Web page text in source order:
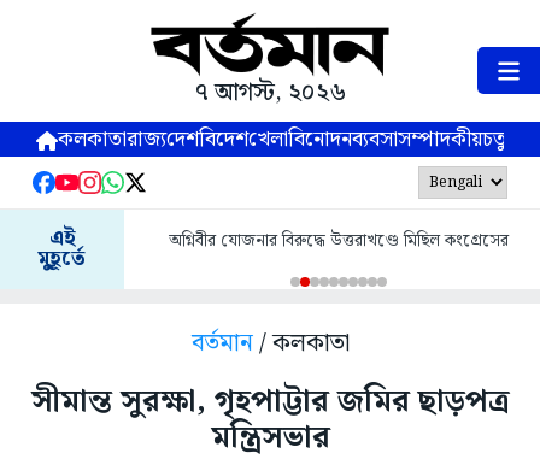
৭ আগস্ট, ২০২৬
কলকাতারাজ্যদেশবিদেশখেলাবিনোদনব্যবসাসম্পাদকীয়
এই
মুহূর্তে
অগ্নিবীর যোজনার বিরুদ্ধে উত্তরাখণ্ডে মিছিল কংগ্রেসের
বর্তমান/ কলকাতা
সীমান্ত সুরক্ষা, গৃহপাট্টার জমির ছাড়পত্র
মন্ত্রিসভার